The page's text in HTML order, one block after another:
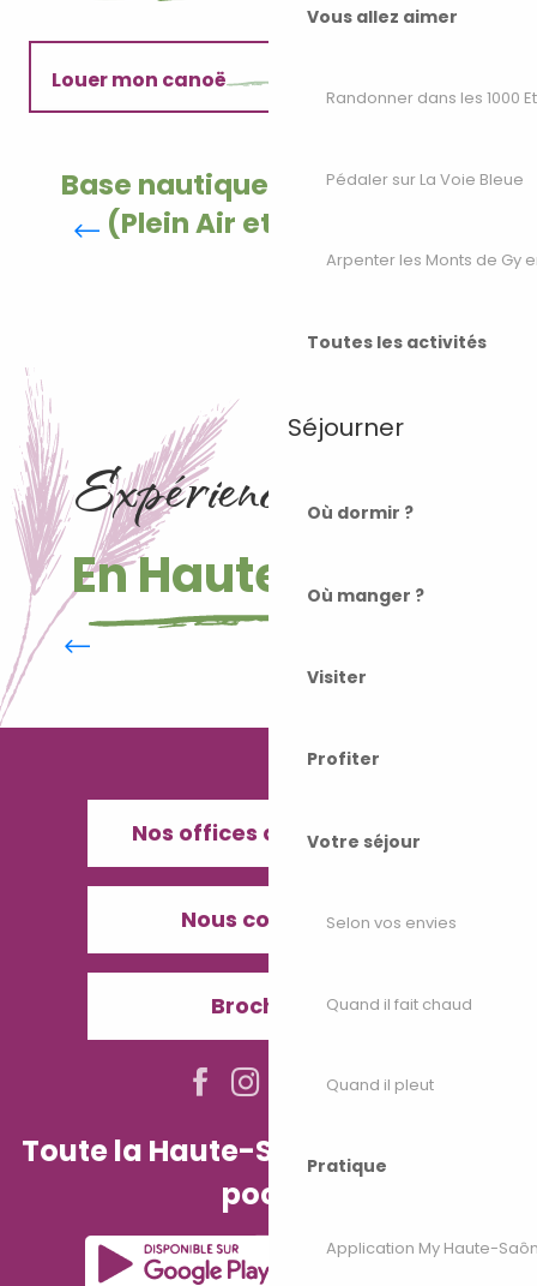
Vous allez aimer
Randonner dans les 1000
Pédaler sur La Voie Bleue
Arpenter les Monts de Gy
Toutes les activités
Séjourner
Où dormir ?
Où manger ?
Visiter
Profiter
Votre séjour
Selon vos envies
Quand il fait chaud
Quand il pleut
Pratique
Application My Haute-
Louer mon canoë
Base nautique de Montbozon
(Plein Air et Nautisme)
Expériences à vivre
En Haute-Saône
Les Monts De Gy, tous en selle
Nos offices de Tourisme
Nous contacter
Brochures
Toute la Haute-Saône dans votre
poche